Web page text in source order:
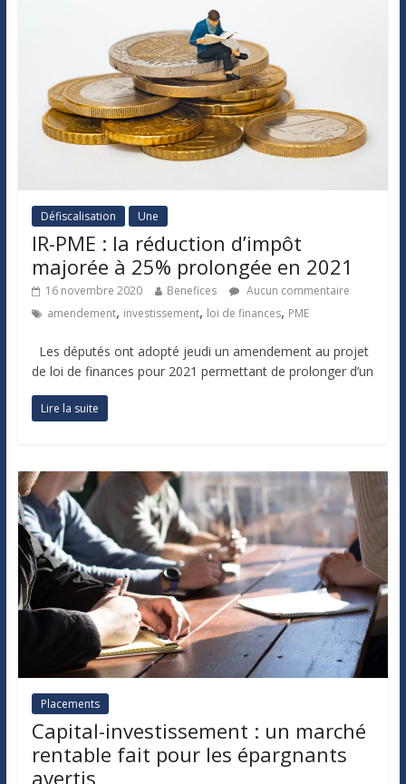
Défiscalisation Une
IR-PME : la réduction d’impôt
majorée à 25% prolongée en 2021
16 novembre 2020 Benefices
Aucun commentaire
amendement, investissement, loi de finances, PME
Les députés ont adopté jeudi un amendement au projet
de loi de finances pour 2021 permettant de prolonger d’un
Lire la suite
Placements
Capital-investissement : un marché
rentable fait pour les épargnants
avertis